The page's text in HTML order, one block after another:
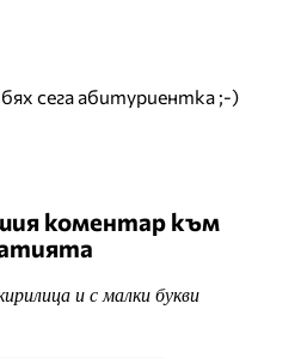
сега абитуриентка ;-)
коментар към
и с малки букви